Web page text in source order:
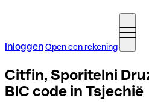
InloggenOpen een rekening
Citfin, Sporitelni
BIC code in Tsjechië